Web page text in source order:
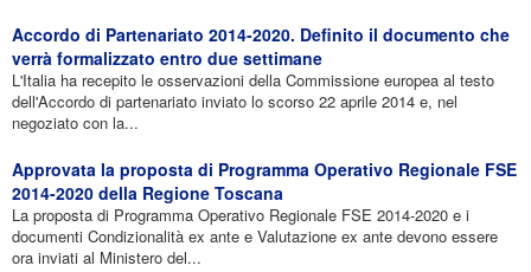
Accordo di Partenariato 2014-2020. Definito il documento che
verrà formalizzato entro due settimane
L'Italia ha recepito le osservazioni della Commissione europea al testo
dell'Accordo di partenariato inviato lo scorso 22 aprile 2014 e, nel
negoziato con la...
Approvata la proposta di Programma Operativo Regionale FSE
2014-2020 della Regione Toscana
La proposta di Programma Operativo Regionale FSE 2014-2020 e i
documenti Condizionalità ex ante e Valutazione ex ante devono essere
ora inviati al Ministero del...